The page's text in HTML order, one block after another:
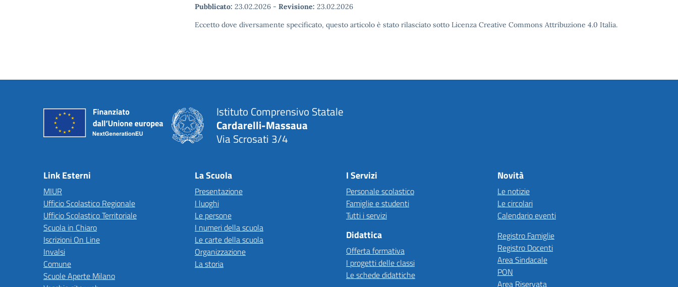
Pubblicato: 23.02.2026 - Revisione: 23.02.2026
Eccetto dove diversamente specificato, questo articolo è stato rilasciato sotto Licenza Creative Commons Attribuzione 4.0 Italia.
Istituto Comprensivo Statale
Cardarelli-Massaua
Via Scrosati 3/4
Link Esterni
MIUR
Ufficio Scolastico Regionale
Ufficio Scolastico Territoriale
Scuola in Chiaro
Iscrizioni On Line
Invalsi
Comune
Scuole Aperte Milano
La Scuola
Presentazione
I luoghi
Le persone
I numeri della scuola
Le carte della scuola
Organizzazione
La storia
I Servizi
Personale scolastico
Famiglie e studenti
Tutti i servizi
Didattica
Offerta formativa
I progetti delle classi
Le schede didattiche
Novità
Le notizie
Le circolari
Calendario eventi
Registro Famiglie
Registro Docenti
Area Sindacale
PON
Area Riservata